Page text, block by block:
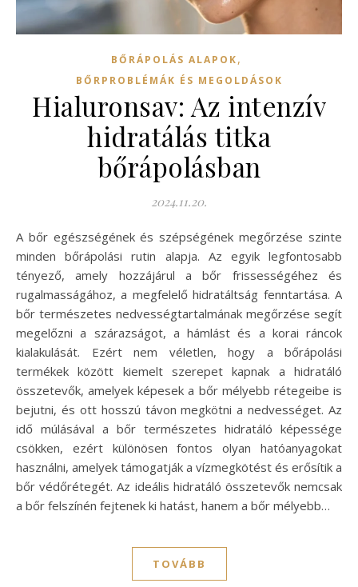
BŐRÁPOLÁS ALAPOK,
BŐRPROBLÉMÁK ÉS MEGOLDÁSOK
Hialuronsav: Az intenzív
hidratálás titka
bőrápolásban
2024.11.20.
A bőr egészségének és szépségének megőrzése szinte
minden bőrápolási rutin alapja. Az egyik legfontosabb
tényező, amely hozzájárul a bőr frissességéhez és
rugalmasságához, a megfelelő hidratáltság fenntartása. A
bőr természetes nedvességtartalmának megőrzése segít
megelőzni a szárazságot, a hámlást és a korai ráncok
kialakulását. Ezért nem véletlen, hogy a bőrápolási
termékek között kiemelt szerepet kapnak a hidratáló
összetevők, amelyek képesek a bőr mélyebb rétegeibe is
bejutni, és ott hosszú távon megkötni a nedvességet. Az
idő múlásával a bőr természetes hidratáló képessége
csökken, ezért különösen fontos olyan hatóanyagokat
használni, amelyek támogatják a vízmegkötést és erősítik a
bőr védőrétegét. Az ideális hidratáló összetevők nemcsak
a bőr felszínén fejtenek ki hatást, hanem a bőr mélyebb…
TOVÁBB